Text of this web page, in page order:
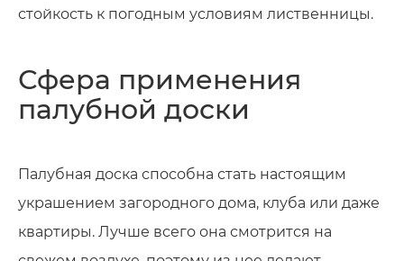
стойкость к погодным условиям лиственницы.
Сфера применения
палубной доски
Палубная доска способна стать настоящим
украшением загородного дома, клуба или даже
квартиры. Лучше всего она смотрится на